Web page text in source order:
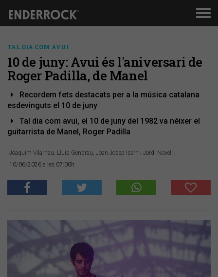
TAL DIA COM AVUI
10 de juny: Avui és l'aniversari de
Roger Padilla, de Manel
Recordem fets destacats per a la música catalana
esdevinguts el 10 de juny
Tal dia com avui, el 10 de juny del 1982 va néixer el
guitarrista de Manel, Roger Padilla
Joaquim Vilarnau, Lluís Gendrau, Joan Josep Isern i Jordi Novell
10/06/2026 a les 07:00h